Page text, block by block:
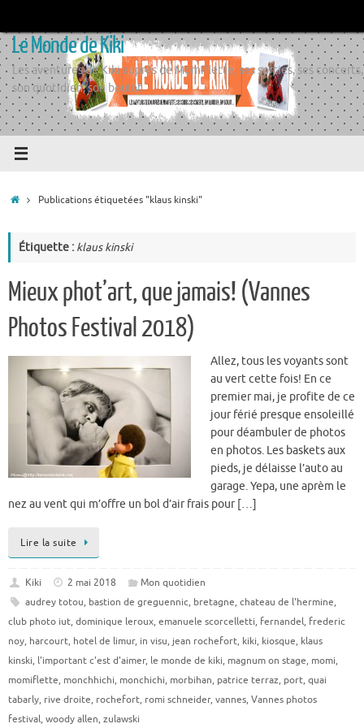
contenu
Le Monde de Kiki
Les aventures de Kiki auprès de Momiflette, ses sorties, ses concerts,
son quotidien, son boulot
AccueilPublications étiquetées "klaus kinski"
Étiquette : klaus kinski
Mieux phot’art, que jamais! (Vannes
Photos Festival 2018)
Allez, tous les voyants sont
au vert cette fois! En ce
premier mai, je profite de ce
jour férié presque ensoleillé
pour déambuler de photos
en photos. Les baskets aux
pieds, je délaisse l’auto au
garage. Yepa, une aprèm le
nez au vent qui m’offre un bol d’air frais pour […]
Lire la suite
Kiki 2 mai 2018
Mon quotidien
audrey totou, bastion de greguennic, bretagne, chateau de l'hermine,
club photo iut, dominique leroux, emanuele scorcelletti, fernandel, frederic
noy, harcourt, hotel de limur, in visu, jean rochefort, kiki, kiosque, klaus
kinski, l'important c'est d'aimer, le monde de kiki, magnum on stage, momi,
momiflette, monchhichi, monchichi, morbihan, patrice terraz, port, quai
tabarly, rive droite, rochefort, romi schneider, vannes, Vannes photos
festival, woody allen, zulawski